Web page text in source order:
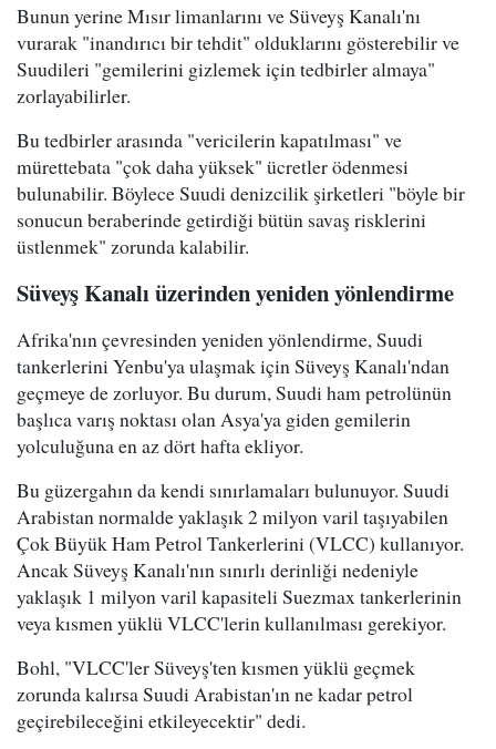
Bunun yerine Mısır limanlarını ve Süveyş Kanalı'nı
vurarak "inandırıcı bir tehdit" olduklarını gösterebilir ve
Suudileri "gemilerini gizlemek için tedbirler almaya"
zorlayabilirler.
Bu tedbirler arasında "vericilerin kapatılması" ve
mürettebata "çok daha yüksek" ücretler ödenmesi
bulunabilir. Böylece Suudi denizcilik şirketleri "böyle bir
sonucun beraberinde getirdiği bütün savaş risklerini
üstlenmek" zorunda kalabilir.
Süveyş Kanalı üzerinden yeniden yönlendirme
Afrika'nın çevresinden yeniden yönlendirme, Suudi
tankerlerini Yenbu'ya ulaşmak için Süveyş Kanalı'ndan
geçmeye de zorluyor. Bu durum, Suudi ham petrolünün
başlıca varış noktası olan Asya'ya giden gemilerin
yolculuğuna en az dört hafta ekliyor.
Bu güzergahın da kendi sınırlamaları bulunuyor. Suudi
Arabistan normalde yaklaşık 2 milyon varil taşıyabilen
Çok Büyük Ham Petrol Tankerlerini (VLCC) kullanıyor.
Ancak Süveyş Kanalı'nın sınırlı derinliği nedeniyle
yaklaşık 1 milyon varil kapasiteli Suezmax tankerlerinin
veya kısmen yüklü VLCC'lerin kullanılması gerekiyor.
Bohl, "VLCC'ler Süveyş'ten kısmen yüklü geçmek
zorunda kalırsa Suudi Arabistan'ın ne kadar petrol
geçirebileceğini etkileyecektir" dedi.